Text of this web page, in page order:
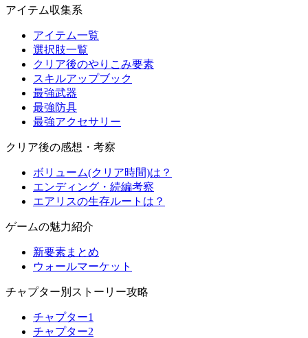
アイテム収集系
アイテム一覧
選択肢一覧
クリア後のやりこみ要素
スキルアップブック
最強武器
最強防具
最強アクセサリー
クリア後の感想・考察
ボリューム(クリア時間)は？
エンディング・続編考察
エアリスの生存ルートは？
ゲームの魅力紹介
新要素まとめ
ウォールマーケット
チャプター別ストーリー攻略
チャプター1
チャプター2